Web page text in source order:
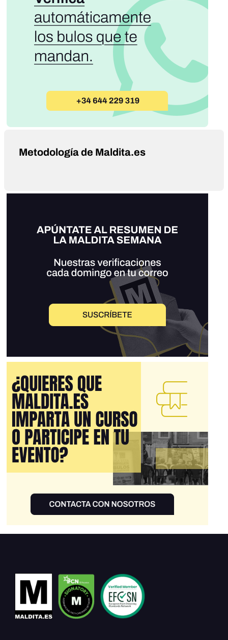
Metodología de Maldita.es